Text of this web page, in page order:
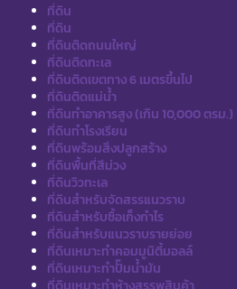
ที่ดิน
ที่ดิน
ที่ดินติดถนนใหญ่
ที่ดินติดทะเล
ที่ดินติดเขตทาง 6 เมตรขึ้นไป
ที่ดินติดแม่น้ำ
ที่ดินทำอาคารสูง (เกิน 10,000 ตรม.)
ที่ดินทำโรงเรียน
ที่ดินพร้อมสิ่งปลูกสร้าง
ที่ดินพื้นที่สีม่วง
ที่ดินวิวทะเล
ที่ดินสำหรับจัดสรรแนวราบ
ที่ดินสำหรับซื้อเก็งกำไร
ที่ดินสำหรับแนวราบรายย่อย
ที่ดินเหมาะทำคอมมูนิตี้มอลล์
ที่ดินเหมาะทำปั๊มน้ำมัน